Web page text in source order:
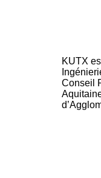
KUTX
Conseil